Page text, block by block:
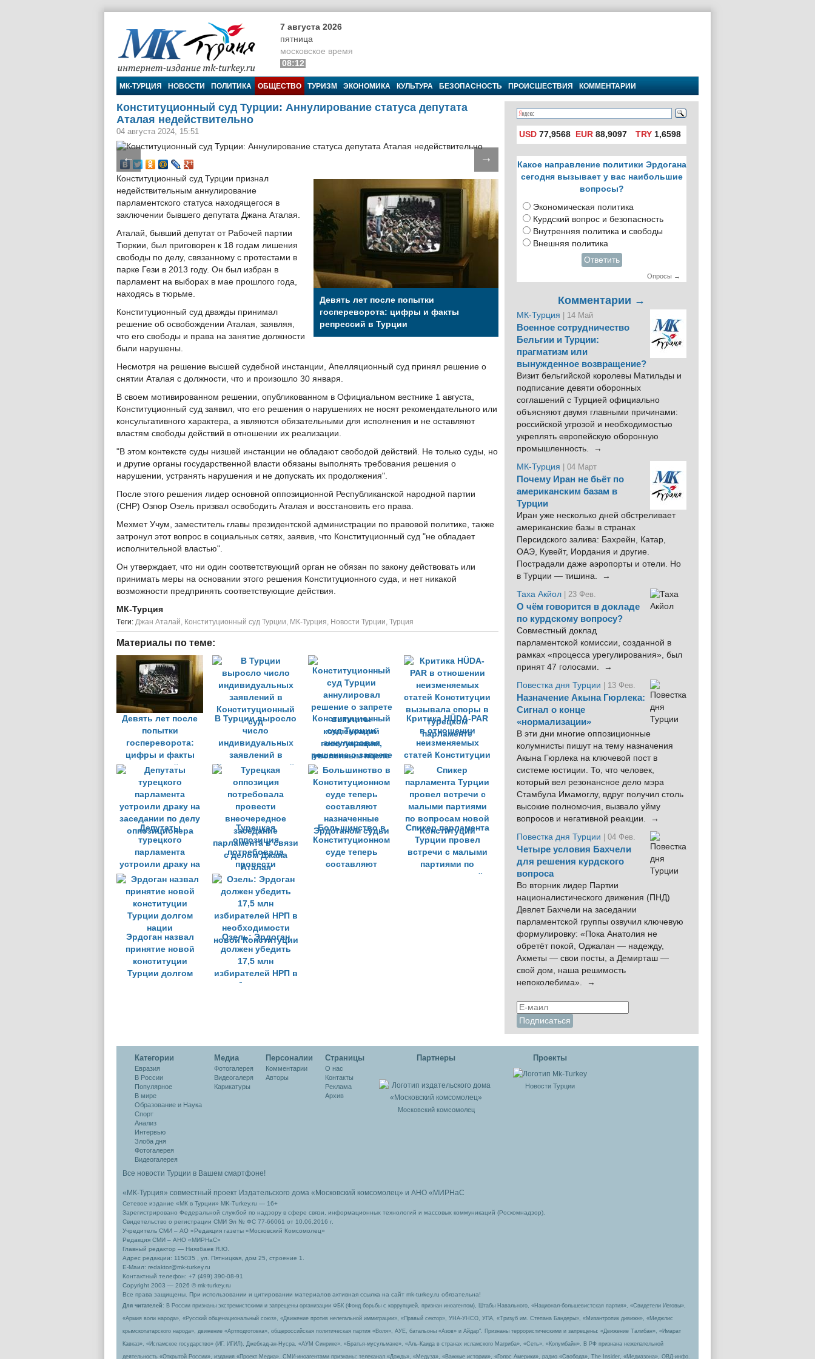
МК-Турция
7 августа 2026
пятница
московское время
08:12
МК-ТУРЦИЯ НОВОСТИ ПОЛИТИКА ОБЩЕСТВО ТУРИЗМ ЭКОНОМИКА КУЛЬТУРА БЕЗОПАСНОСТЬ ПРОИСШЕСТВИЯ КОММЕНТАРИИ
Конституционный суд Турции: Аннулирование статуса депутата
Аталая недействительно
04 августа 2024, 15:51
← →
Девять лет после попытки
госпереворота: цифры и факты
репрессий в Турции
Конституционный суд Турции признал
недействительным аннулирование
парламентского статуса находящегося в
заключении бывшего депутата Джана Аталая.
Аталай, бывший депутат от Рабочей партии
Тюркии, был приговорен к 18 годам лишения
свободы по делу, связанному с протестами в
парке Гези в 2013 году. Он был избран в
парламент на выборах в мае прошлого года,
находясь в тюрьме.
Конституционный суд дважды принимал
решение об освобождении Аталая, заявляя,
что его свободы и права на занятие должности
были нарушены.
Несмотря на решение высшей судебной инстанции, Апелляционный суд принял решение о
снятии Аталая с должности, что и произошло 30 января.
В своем мотивированном решении, опубликованном в Официальном вестнике 1 августа,
Конституционный суд заявил, что его решения о нарушениях не носят рекомендательного или
консультативного характера, а являются обязательными для исполнения и не оставляют
властям свободы действий в отношении их реализации.
"В этом контексте суды низшей инстанции не обладают свободой действий. Не только суды, но
и другие органы государственной власти обязаны выполнять требования решения о
нарушении, устранять нарушения и не допускать их продолжения".
После этого решения лидер основной оппозиционной Республиканской народной партии
(CHP) Озгюр Озель призвал освободить Аталая и восстановить его права.
Мехмет Учум, заместитель главы президентской администрации по правовой политике, также
затронул этот вопрос в социальных сетях, заявив, что Конституционный суд "не обладает
исполнительной властью".
Он утверждает, что ни один соответствующий орган не обязан по закону действовать или
принимать меры на основании этого решения Конституционного суда, и нет никакой
возможности предпринять соответствующие действия.
МК-Турция
Tеги: Джан Аталай, Конституционный суд Турции, МК-Турция, Новости Турции, Турция
Материалы по теме:
Девять лет после
попытки
госпереворота:
цифры и факты
репрессий в
Турции
В Турции выросло
число
индивидуальных
заявлений в
Конституционный
суд
Конституционный
суд Турции
аннулировал
решение о запрете
выплаты
компенсаций
госслужащим,
уволенным после
попытки
госпереворота
Критика HÜDA-PAR
в отношении
неизменяемых
статей Конституции
вызывала споры в
турецком
парламенте
Депутаты
турецкого
парламента
устроили драку на
заседании по делу
оппозиционера
Турецкая
оппозиция
потребовала
провести
внеочередное
заседание
парламента в связи
с делом Джана
Аталая
Большинство в
Конституционном
суде теперь
составляют
Спикер парламента
Турции провел
встречи с малыми
партиями по
вопросам новой
Эрдоган назвал
принятие новой
конституции
Турции долгом
Озель: Эрдоган
должен убедить
17,5 млн
избирателей НРП в
необходимости
USD 77,9568 EUR 88,9097 TRY1,6598
Какое направление политики Эрдогана
сегодня вызывает у вас наибольшие
вопросы?
Экономическая политика
Курдский вопрос и безопасность
Внутренняя политика и свободы
Внешняя политика
Ответить
Опросы →
Комментарии →
МК-Турция | 14 Май
Военное сотрудничество
Бельгии и Турции:
прагматизм или
вынужденное возвращение?
Визит бельгийской королевы Матильды и
подписание девяти оборонных
соглашений с Турцией официально
объясняют двумя главными причинами:
российской угрозой и необходимостью
укреплять европейскую оборонную
промышленность. →
МК-Турция
| 04 Март
Почему Иран не бьёт по
американским базам в
Турции
Иран уже несколько дней обстреливает
американские базы в странах
Персидского залива: Бахрейн, Катар,
ОАЭ, Кувейт, Иордания и другие.
Пострадали даже аэропорты и отели. Но
в Турции — тишина. →
Таха Акйол | 23 Фев.
О чём говорится в докладе
по курдскому вопросу?
Совместный доклад
парламентской комиссии, созданной в
рамках «процесса урегулирования», был
принят 47 голосами. →
Повестка дня Турции
| 13 Фев.
Назначение Акына Гюрлека:
Сигнал о конце
«нормализации»
В эти дни многие оппозиционные
колумнисты пишут на тему назначения
Акына Гюрлека на ключевой пост в
системе юстиции. То, что человек,
который вел резонансное дело мэра
Стамбула Имамоглу, вдруг получил столь
высокие полномочия, вызвало уйму
вопросов и негативной реакции. →
Повестка дня Турции
| 04 Фев.
Четыре условия Бахчели
для решения курдского
вопроса
Во вторник лидер Партии
националистического движения (ПНД)
Девлет Бахчели на заседании
парламентской группы озвучил ключевую
формулировку: «Пока Анатолия не
обретёт покой, Оджалан — надежду,
Ахметы — свои посты, а Демирташ —
свой дом, наша решимость
непоколебима». →
Категории
Евразия
В России
Популярное
В мире
Образование и Наука
Спорт
Анализ
Интервью
Злоба дня
Фотогалерея
Видеогалерея
Медиа
Фотогалерея
Видеогалеря
Карикатуры
Персоналии
Комментарии
Авторы
Cтраницы
О нас
Контакты
Реклама
Архив
Партнеры
Московский комсомолец
Проекты
Новости Турции
Все новости Турции в Вашем смартфоне!
«МК-Турция» совместный проект Издательского дома «Московский комсомолец» и АНО «МИРНаС
Сетевое издание «МК в Турции» MK-Turkey.ru — 16+
Зарегистрировано Федеральной службой по надзору в сфере связи, информационных технологий и массовых коммуникаций (Роскомнадзор).
Свидетельство о регистрации СМИ Эл № ФС 77-66061 от 10.06.2016 г.
Учредитель СМИ – АО «Редакция газеты «Московский Комсомолец»
Редакция СМИ – АНО «МИРНаС»
Главный редактор — Ниязбаев Я.Ю.
Адрес редакции: 115035 , ул. Пятницкая, дом 25, строение 1.
Е-Маил: redaktor@mk-turkey.ru
Контактный телефон: +7 (499) 390-08-91
Copyright 2003 — 2026 © mk-turkey.ru
Все права защищены. При использовании и цитировании материалов активная ссылка на сайт mk-turkey.ru обязательна!
Для читателей : В России признаны экстремистскими и запрещены организации ФБК (Фонд борьбы с коррупцией, признан иноагентом), Штабы Навального, «Национал-большевистская партия», «Свидетели Иеговы»,
«Армия воли народа», «Русский общенациональный союз», «Движение против нелегальной иммиграции», «Правый сектор», УНА-УНСО, УПА, «Тризуб им. Степана Бандеры», «Мизантропик дивижн», «Меджлис
крымскотатарского народа», движение «Артподготовка», общероссийская политическая партия «Воля», АУЕ, батальоны «Азов» и Айдар″. Признаны террористическими и запрещены: «Движение Талибан», «Имарат
Кавказ», «Исламское государство» (ИГ, ИГИЛ), Джебхад-ан-Нусра, «АУМ Синрике», «Братья-мусульмане», «Аль-Каида в странах исламского Магриба», «Сеть», «Колумбайн». В РФ признана нежелательной
деятельность «Открытой России», издания «Проект Медиа». СМИ-иноагентами признаны: телеканал «Дождь», «Медуза», «Важные истории», «Голос Америки», радио «Свобода», The Insider, «Медиазона», ОВД-инфо.